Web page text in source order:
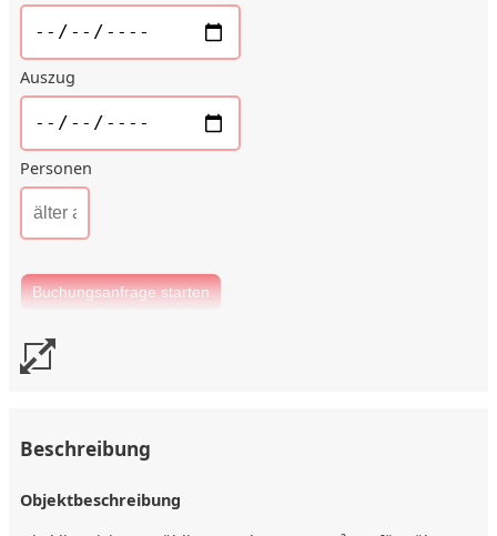
Auszug
Personen
Beschreibung
Objektbeschreibung